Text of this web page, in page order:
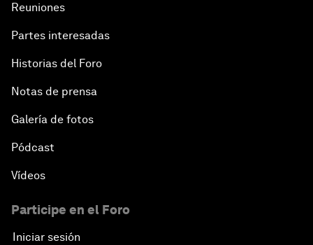
Reuniones
Partes interesadas
Historias del Foro
Notas de prensa
Galería de fotos
Pódcast
Vídeos
Participe en el Foro
Iniciar sesión